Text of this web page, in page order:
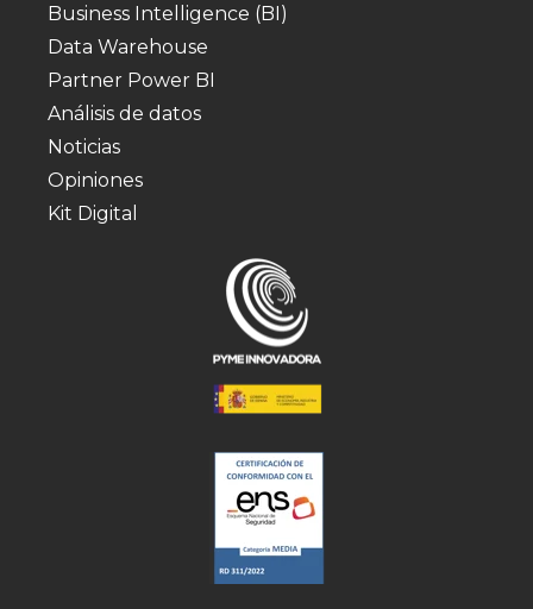
Business Intelligence (BI)
Data Warehouse
Partner Power BI
Análisis de datos
Noticias
Opiniones
Kit Digital